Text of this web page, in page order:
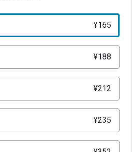
¥165
¥188
¥212
¥235